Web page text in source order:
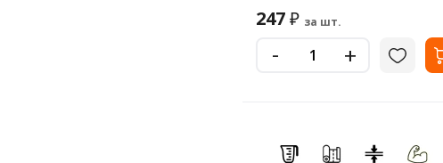
247₽ за шт.
- +